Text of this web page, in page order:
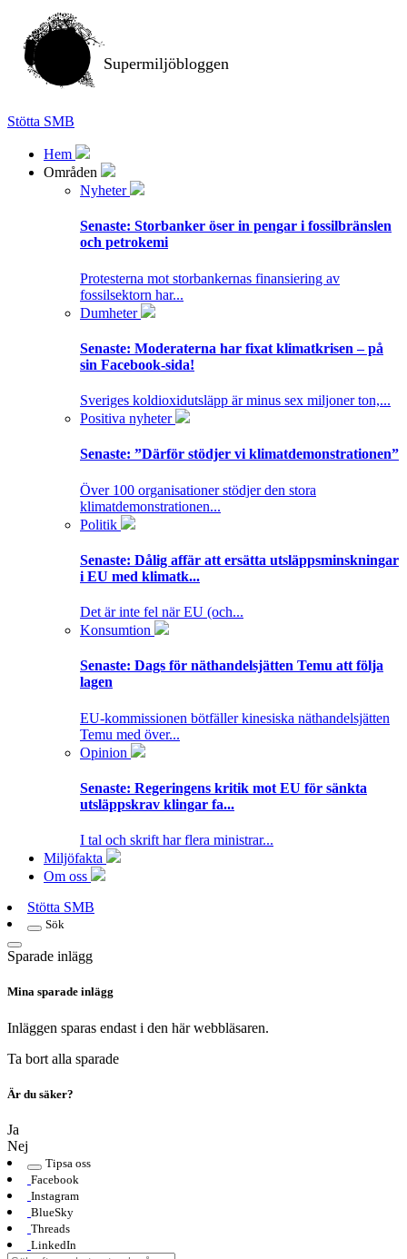
Supermiljöbloggen
Stötta SMB
Hem
Områden
Nyheter
Senaste: Storbanker öser in pengar i fossilbränslen
och petrokemi
Protesterna mot storbankernas finansiering av
fossilsektorn har...
Dumheter
Senaste: Moderaterna har fixat klimatkrisen – på
sin Facebook-sida!
Sveriges koldioxidutsläpp är minus sex miljoner ton,...
Positiva nyheter
Senaste: ”Därför stödjer vi klimatdemonstrationen”
Över 100 organisationer stödjer den stora
klimatdemonstrationen...
Politik
Senaste: Dålig affär att ersätta utsläppsminskningar
i EU med klimatk...
Det är inte fel när EU (och...
Konsumtion
Senaste: Dags för näthandelsjätten Temu att följa
lagen
EU-kommissionen bötfäller kinesiska näthandelsjätten
Temu med över...
Opinion
Senaste: Regeringens kritik mot EU för sänkta
utsläppskrav klingar fa...
I tal och skrift har flera ministrar...
Miljöfakta
Om oss
Stötta SMB
Sök
Sparade inlägg
Mina sparade inlägg
Inläggen sparas endast i den här webbläsaren.
Ta bort alla sparade
Är du säker?
Ja
Nej
Tipsa oss
Facebook
Instagram
BlueSky
Threads
LinkedIn